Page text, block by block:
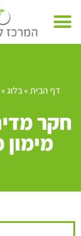
דף הבית»בלוג»
חקר